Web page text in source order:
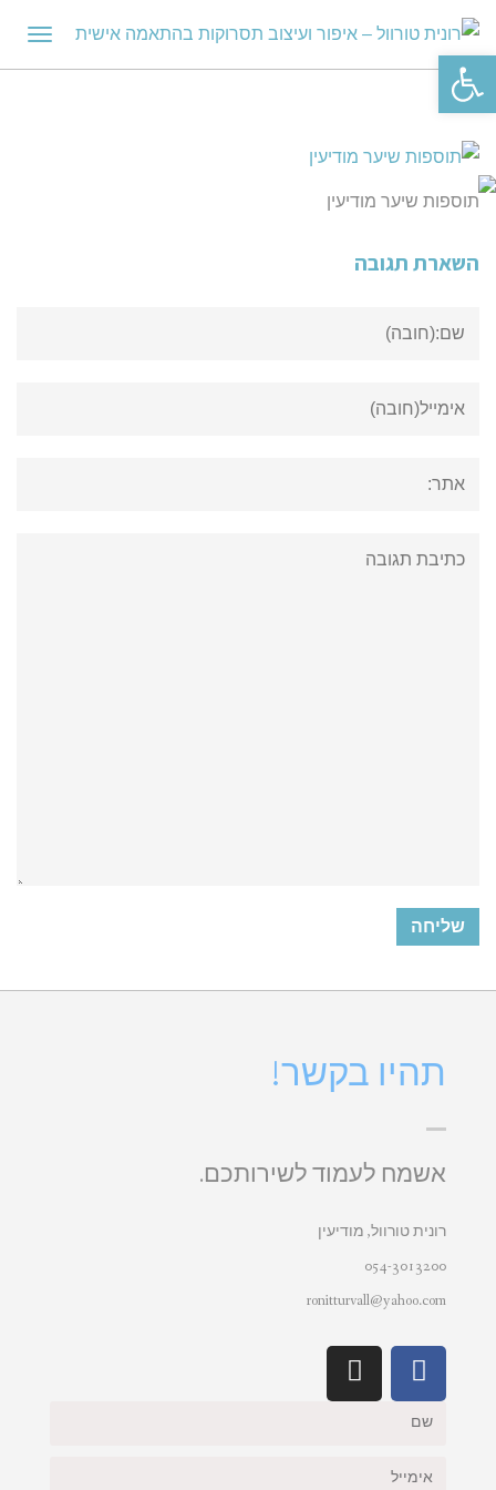
תוספות שיער מודיעין
השארת תגובה
תהיו בקשר!
אשמח לעמוד לשירותכם.
רונית טורוול, מודיעין
054-3013200
ronitturvall@yahoo.com
פתח סרגל נגישות